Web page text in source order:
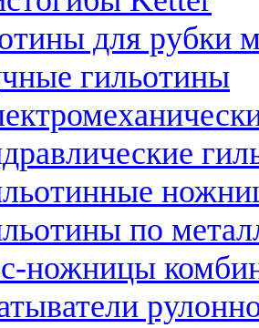
для рубки
гильотины
по
ножницы